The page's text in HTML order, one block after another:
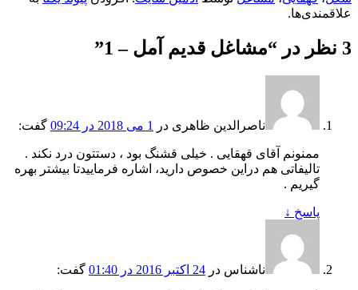
علاقمندی‌ها.
3 نظر در “ مشاغل قدیم آمل – 1 ”
ناصرالدین ظاهری در 1 می 2018 در 09:24 گفت:
ممنونم آقای قهقایی . خیلی قشنگ بود ، دستتون درد نکند .
تالیفاتی هم دراین خصوص دارید، اشاره فرماییدتا بیشتر بهره
گیریم .
پاسخ ↓
ناشناس در 24 اکتبر 2016 در 01:40 گفت: